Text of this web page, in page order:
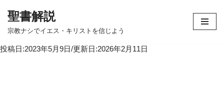
コ
テ
聖書解説
宗教ナシでイエス・キリストを信じよう
投稿日:2023年5月9日/更新日:2026年2月11日